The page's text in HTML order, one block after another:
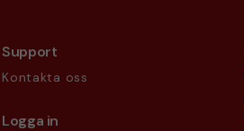
Support
Kontakta oss
Logga in